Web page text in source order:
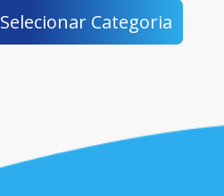
Selecionar Categoria